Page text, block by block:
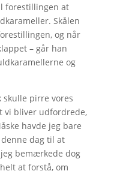
forestillingen at
Skålen
og når
– går han
og
skulle pirre vores
vi bliver udfordrede,
havde jeg bare
dag til at
bemærkede dog
at forstå, om